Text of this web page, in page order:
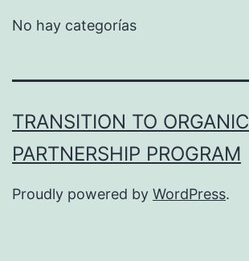
No hay categorías
TRANSITION TO ORGANIC
PARTNERSHIP PROGRAM
Proudly powered by WordPress.